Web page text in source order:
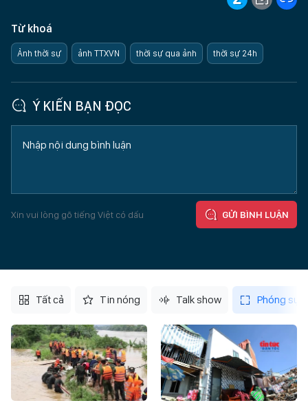
Từ khoá
Ảnh thời sự ảnh TTXVN thời sự qua ảnh thời sự 24h
Ý KIẾN BẠN ĐỌC
Xin vui lòng gõ tiếng Việt có dấu GỬI BÌNH LUẬN
Tất cả Tin nóng Talk show Phóng sự